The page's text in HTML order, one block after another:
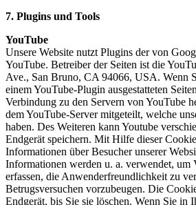
7. Plugins und Tools
YouTube
Unsere Website nutzt Plugins der von
YouTube. Betreiber der Seiten ist die
Ave., San Bruno, CA 94066, USA. Wenn
einem YouTube-Plugin ausgestatteten
Verbindung zu den Servern von YouTube
dem YouTube-Server mitgeteilt, welche
haben. Des Weiteren kann Youtube
Endgerät speichern. Mit Hilfe dieser
Informationen über Besucher unserer
Informationen werden u. a. verwendet, um
erfassen, die Anwenderfreundlichkeit zu
Betrugsversuchen vorzubeugen. Die
Endgerät, bis Sie sie löschen. Wenn Sie in